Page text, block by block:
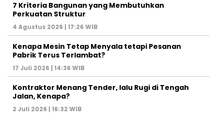
7 Kriteria Bangunan yang Membutuhkan
Perkuatan Struktur
4 Agustus 2026 | 17:26 WIB
Kenapa Mesin Tetap Menyala tetapi Pesanan
Pabrik Terus Terlambat?
17 Juli 2026 | 14:36 WIB
Kontraktor Menang Tender, lalu Rugi di Tengah
Jalan, Kenapa?
2 Juli 2026 | 16:32 WIB